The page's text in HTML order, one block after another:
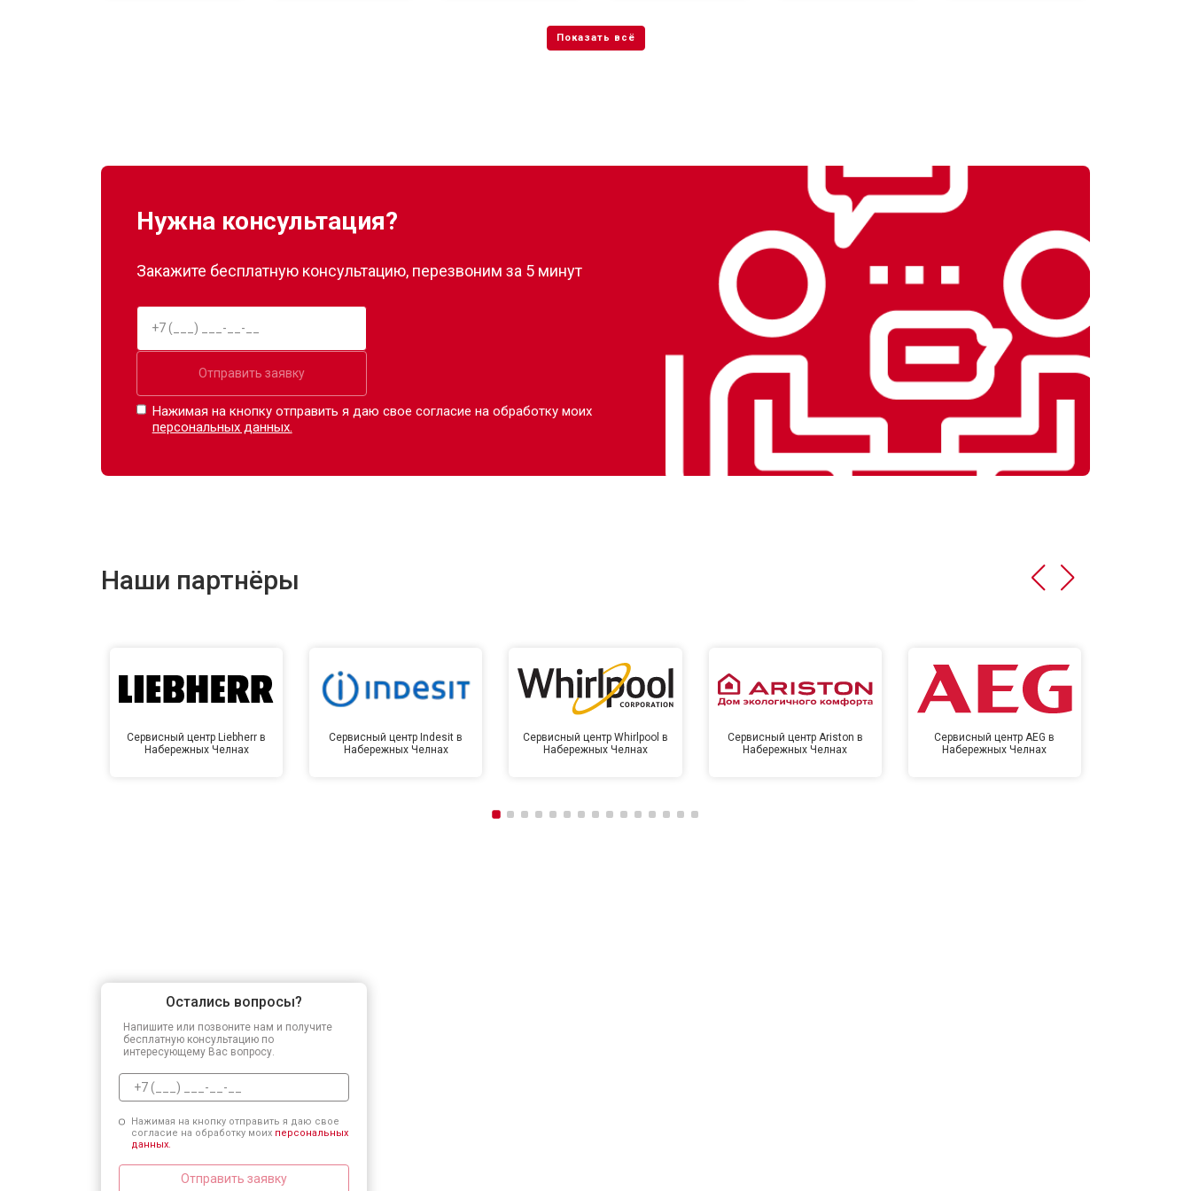
от 80 мин
Нужна консультация?
Закажите бесплатную консультацию, перезвоним за 5 минут
Отправить заявку
Нажимая на кнопку отправить я даю свое согласие на обработку моих
персональных данных.
Наши партнёры
Сервисный центр Liebherr в
Набережных Челнах
Сервисный центр Indesit в
Набережных Челнах
Сервисный центр Whirlpool в
Набережных Челнах
Сервисный центр Ariston в
Набережных Челнах
Сервисный центр AEG в
Набережных Челнах
Остались вопросы?
Напишите или позвоните нам и получите
бесплатную консультацию по
интересующему Вас вопросу.
Нажимая на кнопку отправить я даю свое
согласие на обработку моих персональных
данных.
Отправить заявку